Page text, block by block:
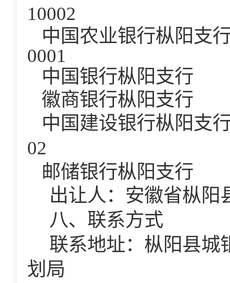
10002
中国农业银行枞阳支
0001
中国银行枞阳支行
徽商银行枞阳支行
中国建设银行枞阳支
02
邮储银行枞阳支行
出让人：安徽省枞阳
八、联系方式
联系地址：枞阳县城
划局